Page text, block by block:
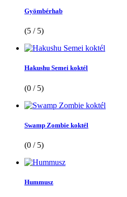
Gyömbérhab
(5 / 5)
Hakushu Semei koktél
(0 / 5)
Swamp Zombie koktél
(0 / 5)
Hummusz